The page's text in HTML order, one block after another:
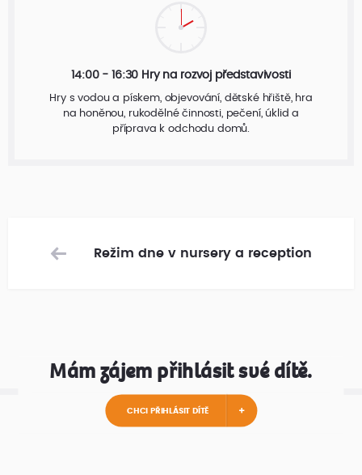
14:00 - 16:30 Hry na rozvoj představivosti
Hry s vodou a pískem, objevování, dětské hřiště, hra
na honěnou, rukodělné činnosti, pečení, úklid a
příprava k odchodu domů.
Režim dne v nursery a reception
Mám zájem přihlásit své dítě.
CHCI PŘIHLÁSIT DÍTĚ